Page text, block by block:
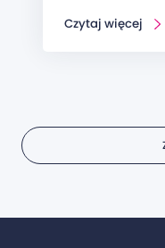
Czytaj więcej